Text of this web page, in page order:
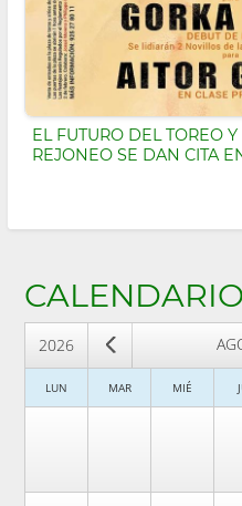
EL FUTURO DEL TOREO
REJONEO SE DAN CITA
CALENDARIO